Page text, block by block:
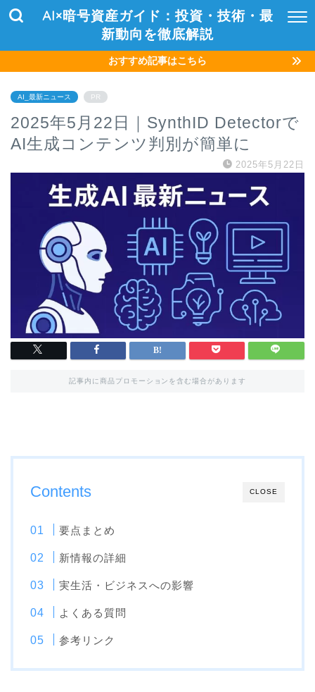
AI×暗号資産ガイド：投資・技術・最
新動向を徹底解説
おすすめ記事はこちら
AI_最新ニュース PR
2025年5月22日｜SynthID Detectorで
AI生成コンテンツ判別が簡単に
2025年5月22日
記事内に商品プロモーションを含む場合があります
CLOSE
Contents
要点まとめ
新情報の詳細
実生活・ビジネスへの影響
よくある質問
参考リンク